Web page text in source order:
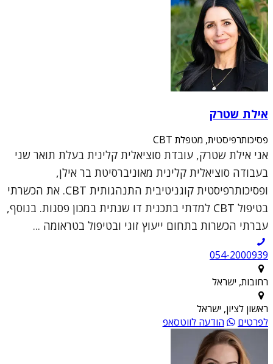
אילת שטרק
פסיכותרפיסטית, מטפלת CBT
אני אילת שטרק, עובדת סוציאלית קלינית בעלת תואר שני
בעבודה סוציאלית קלינית מאוניברסיטת בר אילן,
ופסיכותרפיסטית קוגניטיבית התנהגותית CBT. את הכשרתי
בטיפול CBT למדתי בתכנית דו שנתית במכון פסגות. בנוסף,
עברתי הכשרות בתחום ייעוץ זוגי ובטיפול בטראומה ...
054-2000939
רחובות, ישראל
ראשון לציון, ישראל
לפרטים
הודעה לווטסאפ